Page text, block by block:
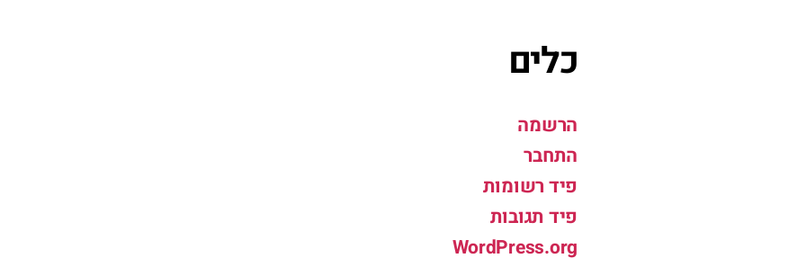
כלים
הרשמה
התחבר
פיד רשומות
פיד תגובות
WordPress.org